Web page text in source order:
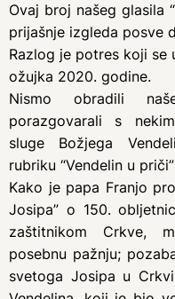
Ovaj broj našeg glasila
prijašnje izgleda posve
Razlog je potres koji se
ožujka 2020. godine.
Nismo obradili
porazgovarali s
sluge Božjega
rubriku “Vendelin u
Kako je papa Franjo
Josipa” o 150.
zaštitnikom Crkve,
posebnu pažnju;
svetoga Josipa u